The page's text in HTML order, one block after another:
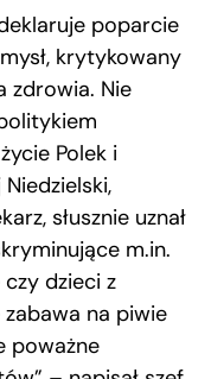
poparcie
krytykowany
zdrowia. Nie
Polek i
słusznie uznał
m.in.
dzieci z
na piwie
poważne